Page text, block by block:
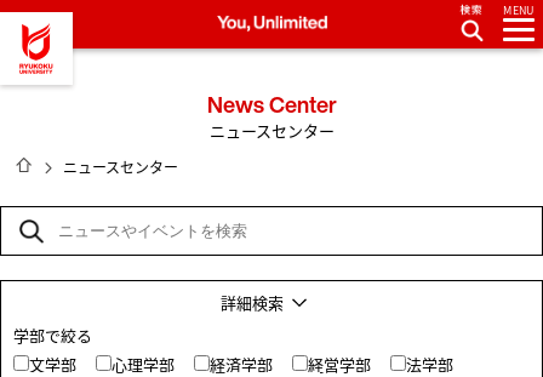
龍谷大学 You, Unlimited
MENU
News Center
ニュースセンター
HOME
ニュースセンター
詳細検索
学部で絞る
文学部
心理学部 経済学部 経営学部
法学部